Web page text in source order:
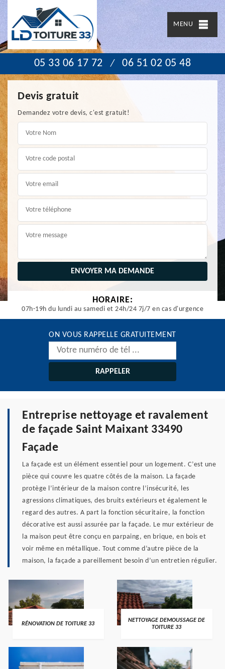
MENU
05 33 06 17 72 / 06 51 02 05 48
Devis gratuit
Demandez votre devis, c'est gratuit!
HORAIRE:
07h-19h du lundi au samedi et 24h/24 7j/7 en cas d'urgence
ON VOUS RAPPELLE GRATUITEMENT
Entreprise nettoyage et ravalement
de façade Saint Maixant 33490
Façade
La façade est un élément essentiel pour un logement. C’est une
pièce qui couvre les quatre côtés de la maison. La façade
protège l’intérieur de la maison contre l’insécurité, les
agressions climatiques, des bruits extérieurs et également le
regard des autres. A part la fonction sécuritaire, la fonction
décorative est aussi assurée par la façade. Le mur extérieur de
la maison peut être conçu en parpaing, en brique, en bois et
voir même en métallique. Tout comme d’autre pièce de la
maison, la façade a pareillement besoin d’un entretien régulier.
RÉNOVATION DE TOITURE 33
NETTOYAGE DEMOUSSAGE DE
TOITURE 33